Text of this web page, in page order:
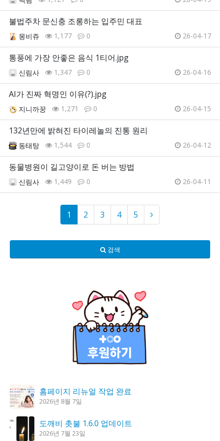
불법주차 문신충 조롱하는 입주민 대표
몽비쥬 1,177 0 26-04-17
통풍에 가장 안좋은 음식 1티어.jpg
신림사 1,347 0 26-04-16
AI가 진짜 혁명인 이유(?).jpg
지니까꿍 1,271 0 26-04-15
132년만에 밝혀진 타이레놀의 진통 원리
동태탕 1,544 0 26-04-12
동물병원이 길고양이로 돈 버는 방법
신림사 1,449 0 26-04-11
1 2 3 4 5
검색
홈페이지 리뉴얼 작업 완료
2026년 8월 7일
도깨비 촛불 1.6.0 업데이트
2026년 7월 23일